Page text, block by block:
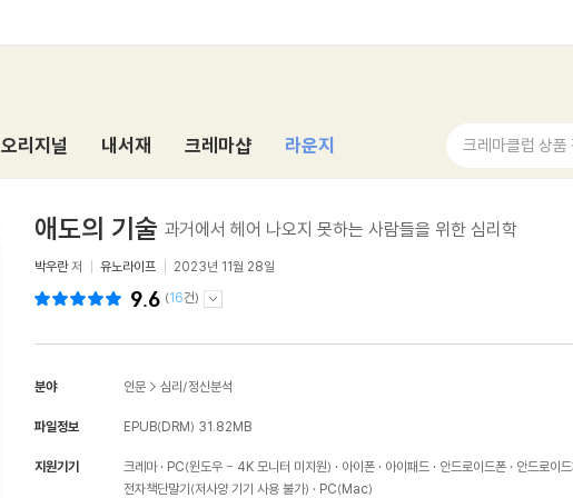
오리지널 내서재 크레마샵 라운지 크레마클럽 상품
애도의 기술 과거에서 헤어 나오지 못하는 사람들을 위한 심리학
박우란저 유노라이프 2023년 11월 28일
9.6 (16건)
분야 인문 > 심리/정신분석
파일정보 EPUB(DRM) 31.82MB
지원기기 크레마 PC(윈도우 - 4K 모니터 미지원) 아이폰 아이패드 안드로이드폰
안드로이
전자책단말기(저사양 기기 사용 불가)
PC(Mac)